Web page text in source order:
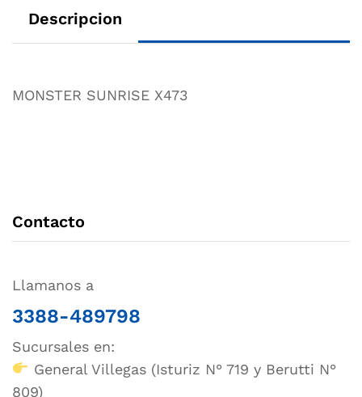
Descripcion
MONSTER SUNRISE X473
Contacto
Llamanos a
3388-489798
Sucursales en:
General Villegas (Isturiz N° 719 y Berutti N°
809)